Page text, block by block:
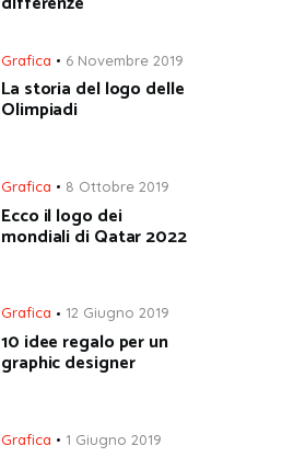
Grafica 6 Novembre 2019
La storia del logo delle
Olimpiadi
Grafica 8 Ottobre 2019
Ecco il logo dei
mondiali di Qatar 2022
Grafica 12 Giugno 2019
10 idee regalo per un
graphic designer
Grafica 1 Giugno 2019